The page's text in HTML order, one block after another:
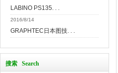
LABINO PS135. . .
2016/8/14
GRAPHTEC日本图技. . .
搜索 Search